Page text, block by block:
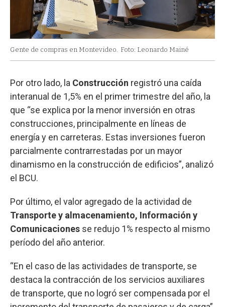
Gente de compras en Montevideo. Foto: Leonardo Mainé
Por otro lado, la Construcción registró una caída
interanual de 1,5% en el primer trimestre del año, la
que “se explica por la menor inversión en otras
construcciones, principalmente en líneas de
energía y en carreteras. Estas inversiones fueron
parcialmente contrarrestadas por un mayor
dinamismo en la construcción de edificios”, analizó
el BCU.
Por último, el valor agregado de la actividad de
Transporte y almacenamiento, Información y
Comunicaciones se redujo 1% respecto al mismo
período del año anterior.
“En el caso de las actividades de transporte, se
destaca la contracción de los servicios auxiliares
de transporte, que no logró ser compensada por el